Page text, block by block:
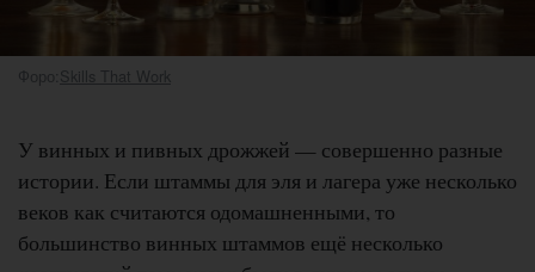
Форо: Skills That Work
У винных и пивных дрожжей — совершенно разные
истории. Если штаммы для эля и лагера уже несколько
веков как считаются одомашненными, то
большинство винных штаммов ещё несколько